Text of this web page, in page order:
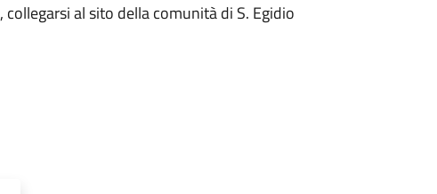
al sito della comunità di S. Egidio